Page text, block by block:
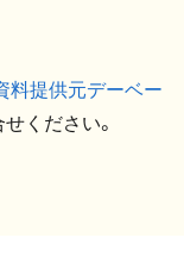
料提供元デーベー
ください。